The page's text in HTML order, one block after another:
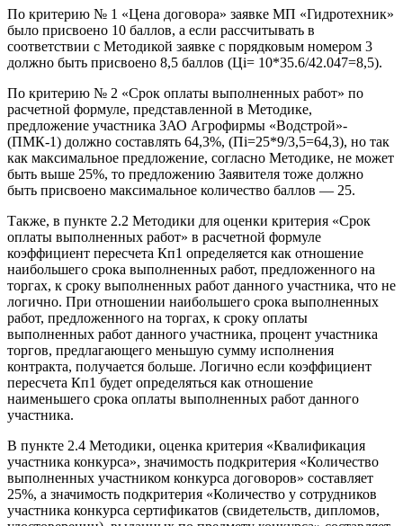
По критерию № 1 «Цена договора» заявке МП «Гидротехник»
было присвоено 10 баллов, а если рассчитывать в
соответствии с Методикой заявке с порядковым номером 3
должно быть присвоено 8,5 баллов (Цi= 10*35.6/42.047=8,5).
По критерию № 2 «Срок оплаты выполненных работ» по
расчетной формуле, представленной в Методике,
предложение участника ЗАО Агрофирмы «Водстрой»-
(ПМК-1) должно составлять 64,3%, (Пi=25*9/3,5=64,3), но так
как максимальное предложение, согласно Методике, не может
быть выше 25%, то предложению Заявителя тоже должно
быть присвоено максимальное количество баллов — 25.
Также, в пункте 2.2 Методики для оценки критерия «Срок
оплаты выполненных работ» в расчетной формуле
коэффициент пересчета Кп1 определяется как отношение
наибольшего срока выполненных работ, предложенного на
торгах, к сроку выполненных работ данного участника, что не
логично. При отношении наибольшего срока выполненных
работ, предложенного на торгах, к сроку оплаты
выполненных работ данного участника, процент участника
торгов, предлагающего меньшую сумму исполнения
контракта, получается больше. Логично если коэффициент
пересчета Кп1 будет определяться как отношение
наименьшего срока оплаты выполненных работ данного
участника.
В пункте 2.4 Методики, оценка критерия «Квалификация
участника конкурса», значимость подкритерия «Количество
выполненных участником конкурса договоров» составляет
25%, а значимость подкритерия «Количество у сотрудников
участника конкурса сертификатов (свидетельств, дипломов,